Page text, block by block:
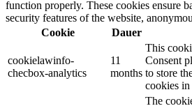
function properly. These cookies ensure
security features of the website,
Cookie
Dauer
cookielawinfo-
checbox-analytics
11
months
This
Consent
to store
cookies
The